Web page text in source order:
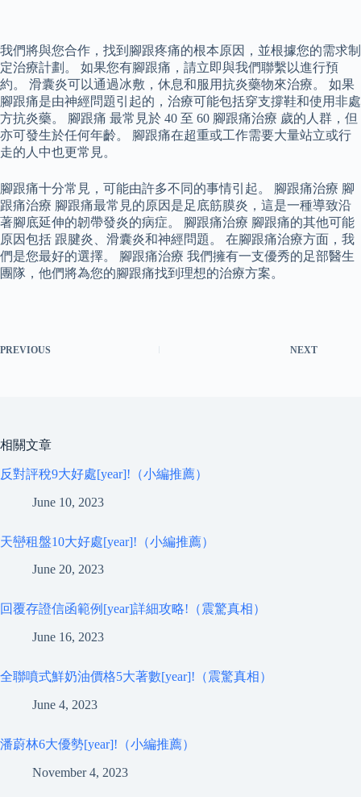
我們將與您合作，找到腳跟疼痛的根本原因，並根據您的需求制
定治療計劃。 如果您有腳跟痛，請立即與我們聯繫以進行預
約。 滑囊炎可以通過冰敷，休息和服用抗炎藥物來治療。 如果
腳跟痛是由神經問題引起的，治療可能包括穿支撐鞋和使用非處
方抗炎藥。 腳跟痛 最常見於 40 至 60 腳跟痛治療 歲的人群，但
亦可發生於任何年齡。 腳跟痛在超重或工作需要大量站立或行
走的人中也更常見。
腳跟痛十分常見，可能由許多不同的事情引起。 腳跟痛治療 腳
跟痛治療 腳跟痛最常見的原因是足底筋膜炎，這是一種導致沿
著腳底延伸的韌帶發炎的病症。 腳跟痛治療 腳跟痛的其他可能
原因包括 跟腱炎、滑囊炎和神經問題。 在腳跟痛治療方面，我
們是您最好的選擇。 腳跟痛治療 我們擁有一支優秀的足部醫生
團隊，他們將為您的腳跟痛找到理想的治療方案。
PREVIOUS NEXT
相關文章
反對評稅9大好處[year]!（小編推薦）
June 10, 2023
天巒租盤10大好處[year]!（小編推薦）
June 20, 2023
回覆存證信函範例[year]詳細攻略!（震驚真相）
June 16, 2023
全聯噴式鮮奶油價格5大著數[year]!（震驚真相）
June 4, 2023
潘蔚林6大優勢[year]!（小編推薦）
November 4, 2023